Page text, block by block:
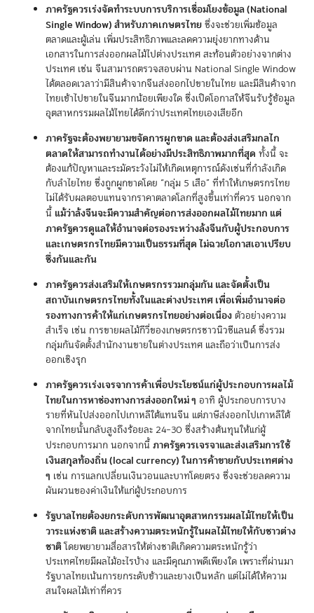
ภาครัฐควรเร่งจัดทำระบบการบริการเชื่อมโยงข้อมูล (National
Single Window) สำหรับภาคเกษตรไทยซึ่งจะช่วยเพิ่มข้อมูล
ตลาดและผู้เล่น เพิ่มประสิทธิภาพและลดความยุ่งยากทางด้าน
เอกสารในการส่งออกผลไม้ไปต่างประเทศ สะท้อนตัวอย่างจากต่าง
ประเทศ เช่น จีนสามารถตรวจสอบผ่าน National Single Window
ได้ตลอดเวลาว่ามีสินค้าจากจีนส่งออกไปขายในไทย และมีสินค้าจาก
ไทยเข้าไปขายในจีนมากน้อยเพียงใด ซึ่งเปิดโอกาสให้จีนรับรู้ข้อมูล
อุตสาหกรรมผลไม้ไทยได้ดีกว่าประเทศไทยเองเสียอีก
ภาครัฐจะต้องพยายามขจัดการผูกขาด และต้องส่งเสริมกลไก
ตลาดให้สามารถทำงานได้อย่างมีประสิทธิภาพมากที่สุด ทั้งนี้ จะ
ต้องแก้ปัญหาและระมัดระวังไม่ให้เกิดเหตุการณ์ดังเช่นที่กำลังเกิด
กับลำไยไทย ซึ่งถูกผูกขาดโดย “กลุ่ม 5 เสือ” ที่ทำให้เกษตรกรไทย
ไม่ได้รับผลตอบแทนจากราคาตลาดโลกที่สูงขึ้นเท่าที่ควร นอกจาก
นี้ แม้ว่าล้งจีนจะมีความสำคัญต่อการส่งออกผลไม้ไทยมาก แต่
ภาครัฐควรดูแลให้อำนาจต่อรองระหว่างล้งจีนกับผู้ประกอบการ
และเกษตรกรไทยมีความเป็นธรรมที่สุด ไม่ฉวยโอกาสเอาเปรียบ
ซึ่งกันและกัน
ภาครัฐควรส่งเสริมให้เกษตรกรรวมกลุ่มกัน และจัดตั้งเป็น
สถาบันเกษตรกรไทยทั้งในและต่างประเทศ เพื่อเพิ่มอำนาจต่อ
รองทางการค้าให้แก่เกษตรกรไทยอย่างต่อเนื่อง ตัวอย่างความ
สำเร็จ เช่น การขายผลไม้กีวี่ของเกษตรกรชาวนิวซีแลนด์ ซึ่งรวม
กลุ่มกันจัดตั้งสำนักงานขายในต่างประเทศ และถือว่าเป็นการส่ง
ออกเชิงรุก
ภาครัฐควรเร่งเจรจาการค้าเพื่อประโยชน์แก่ผู้ประกอบการผลไม้
ไทยในการหาช่องทางการส่งออกใหม่ ๆ อาทิ ผู้ประกอบการบาง
รายที่หันไปส่งออกไปเกาหลีใต้แทนจีน แต่ภาษีส่งออกไปเกาหลีใต้
จากไทยนั้นกลับสูงถึงร้อยละ 24–30 ซึ่งสร้างต้นทุนให้แก่ผู้
ประกอบการมาก นอกจากนี้ ภาครัฐควรเจรจาและส่งเสริมการใช้
เงินสกุลท้องถิ่น (local currency) ในการค้าขายกับประเทศต่าง
ๆ เช่น การแลกเปลี่ยนเงินวอนและบาทโดยตรง ซึ่งจะช่วยลดความ
ผันผวนของค่าเงินให้แก่ผู้ประกอบการ
รัฐบาลไทยต้องยกระดับการพัฒนาอุตสาหกรรมผลไม้ไทยให้เป็น
วาระแห่งชาติ และสร้างความตระหนักรู้ในผลไม้ไทยให้กับชาวต่าง
ชาติโดยพยายามสื่อสารให้ต่างชาติเกิดความตระหนักรู้ว่า
ประเทศไทยมีผลไม้อะไรบ้าง และมีคุณภาพดีเพียงใด เพราะที่ผ่านมา
รัฐบาลไทยเน้นการยกระดับข้าวและยางเป็นหลัก แต่ไม่ได้ให้ความ
สนใจผลไม้เท่าที่ควร